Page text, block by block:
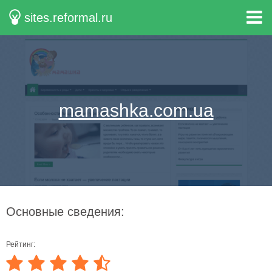
sites.reformal.ru
mamashka.com.ua
Основные сведения:
Рейтинг: